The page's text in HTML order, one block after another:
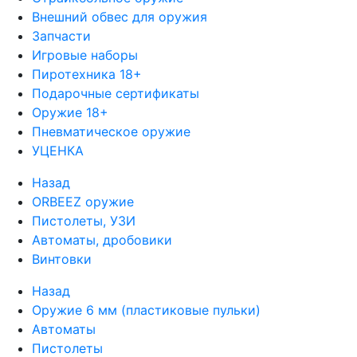
Внешний обвес для оружия
Запчасти
Игровые наборы
Пиротехника 18+
Подарочные сертификаты
Оружие 18+
Пневматическое оружие
УЦЕНКА
Назад
ORBEEZ оружие
Пистолеты, УЗИ
Автоматы, дробовики
Винтовки
Назад
Оружие 6 мм (пластиковые пульки)
Автоматы
Пистолеты